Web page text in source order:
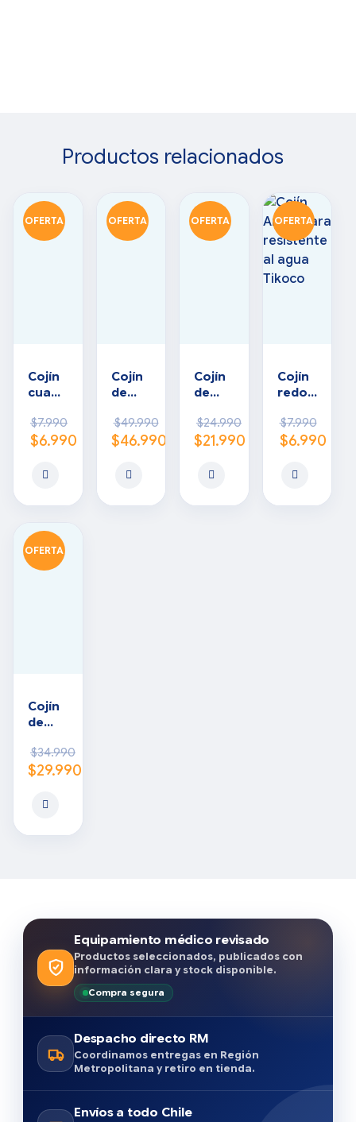
Productos relacionados
OFERTA
Cojín
cuadr
inflabl
e de
(Nylo
$7.990
$6.990
OFERTA
Cojín
de
$49.990
$46.990
OFERTA
Cojín
de
ón
para
nte
$24.990
$21.990
OFERTA
Cojín
redon
inflabl
e de
(Nylo
$7.990
$6.990
OFERTA
Cojín
de
$34.990
$29.990
Equipamiento médico revisado
Productos seleccionados, publicados con
información clara y stock disponible.
Compra segura
Despacho directo RM
Coordinamos entregas en Región
Metropolitana y retiro en tienda.
Envíos a todo Chile